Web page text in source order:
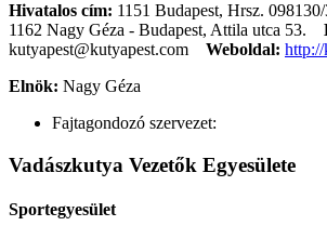
Hivatalos cím: 1151 Budapest, Hrsz.
1162 Nagy Géza - Budapest, Attila utca 53.
kutyapest@kutyapest.com
Weboldal: http://
Elnök: Nagy Géza
Fajtagondozó szervezet:
Vadászkutya Vezetők Egyesülete
Sportegyesület